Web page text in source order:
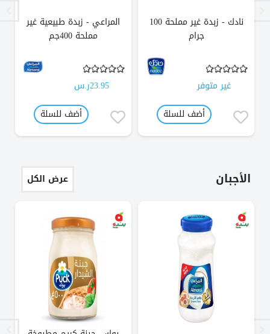
نادك - زبدة غير مملحة 100
جرام
غير متوفر
أضف للسلة
المراعي - زبدة طبيعية غير
مملحة 400جم
23.95ر.س
أضف للسلة
الأجبان عرض الكل